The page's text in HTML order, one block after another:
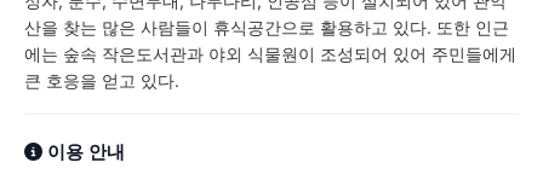
산을 찾는 많은 사람들이 휴식공간으로 활용하고 있다. 또한 인근
에는 숲속 작은도서관과 야외 식물원이 조성되어 있어 주민들에게
큰 호응을 얻고 있다.
이용 안내